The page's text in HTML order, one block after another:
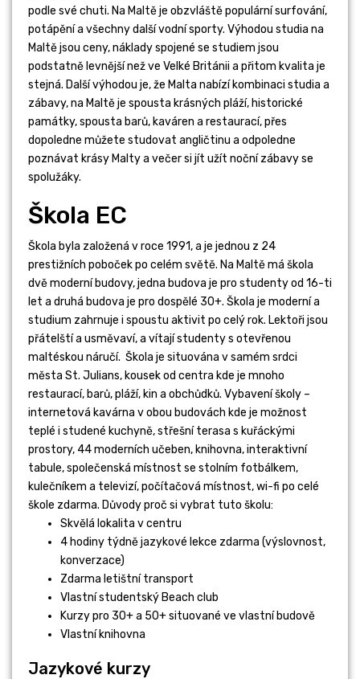
podle své chuti. Na Maltě je obzvláště populární surfování,
potápění a všechny další vodní sporty. Výhodou studia na
Maltě jsou ceny, náklady spojené se studiem jsou
podstatně levnější než ve Velké Británii a přitom kvalita je
stejná. Další výhodou je, že Malta nabízí kombinaci studia a
zábavy, na Maltě je spousta krásných pláží, historické
památky, spousta barů, kaváren a restaurací, přes
dopoledne můžete studovat angličtinu a odpoledne
poznávat krásy Malty a večer si jít užít noční zábavy se
spolužáky.
Škola EC
Škola byla založená v roce 1991, a je jednou z 24
prestižních poboček po celém světě. Na Maltě má škola
dvě moderní budovy, jedna budova je pro studenty od 16-ti
let a druhá budova je pro dospělé 30+. Škola je moderní a
studium zahrnuje i spoustu aktivit po celý rok. Lektoři jsou
přátelští a usměvaví, a vítají studenty s otevřenou
maltéskou náručí. Škola je situována v samém srdci
města St. Julians, kousek od centra kde je mnoho
restaurací, barů, pláží, kin a obchůdků. Vybavení školy –
internetová kavárna v obou budovách kde je možnost
teplé i studené kuchyně, střešní terasa s kuřáckými
prostory, 44 moderních učeben, knihovna, interaktivní
tabule, společenská místnost se stolním fotbálkem,
kulečníkem a televizí, počítačová místnost, wi-fi po celé
škole zdarma. Důvody proč si vybrat tuto školu:
Skvělá lokalita v centru
4 hodiny týdně jazykové lekce zdarma (výslovnost,
konverzace)
Zdarma letištní transport
Vlastní studentský Beach club
Kurzy pro 30+ a 50+ situované ve vlastní budově
Vlastní knihovna
Jazykové kurzy